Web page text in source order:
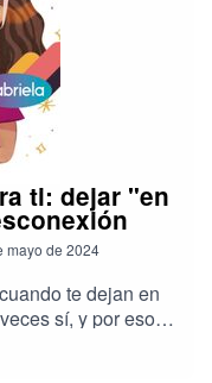
ti: dejar "en
mayo de 2024
te dejan en
sí, y por eso
comunicación en
en WhatsApp: